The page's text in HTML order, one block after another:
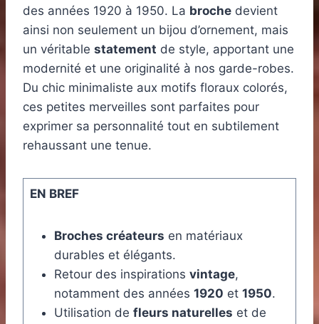
des années 1920 à 1950. La broche devient
ainsi non seulement un bijou d’ornement, mais
un véritable statement de style, apportant une
modernité et une originalité à nos garde-robes.
Du chic minimaliste aux motifs floraux colorés,
ces petites merveilles sont parfaites pour
exprimer sa personnalité tout en subtilement
rehaussant une tenue.
EN BREF
Broches créateurs en matériaux
durables et élégants.
Retour des inspirations vintage,
notamment des années 1920 et 1950.
Utilisation de fleurs naturelles et de